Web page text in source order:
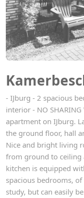
- IJburg - 2 spacious
interior - NO
apartment on IJburg.
the ground floor, hall
Nice and bright living
from ground to ceiling
kitchen is equipped
spacious bedrooms,
study, but can easily